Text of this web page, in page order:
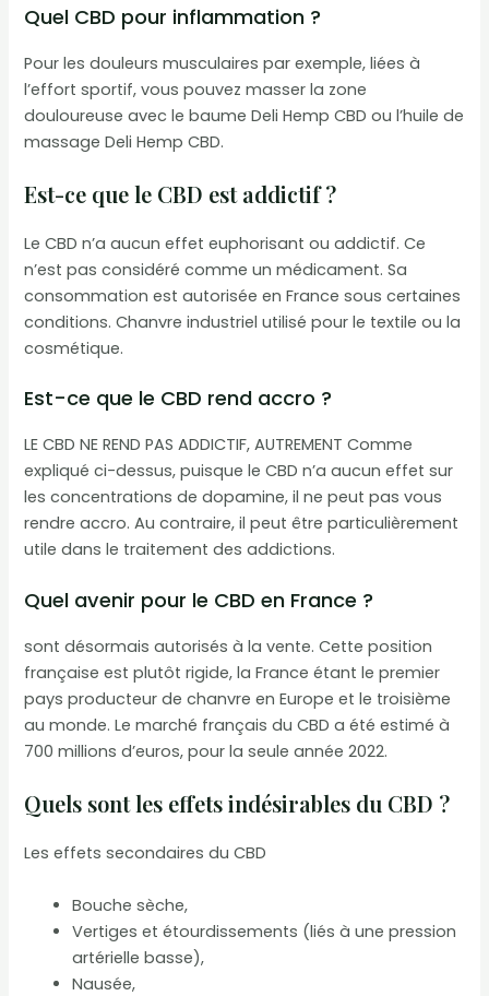
Quel CBD pour inflammation ?
Pour les douleurs musculaires par exemple, liées à
l’effort sportif, vous pouvez masser la zone
douloureuse avec le baume Deli Hemp CBD ou l’huile de
massage Deli Hemp CBD.
Est-ce que le CBD est addictif ?
Le CBD n’a aucun effet euphorisant ou addictif. Ce
n’est pas considéré comme un médicament. Sa
consommation est autorisée en France sous certaines
conditions. Chanvre industriel utilisé pour le textile ou la
cosmétique.
Est-ce que le CBD rend accro ?
LE CBD NE REND PAS ADDICTIF, AUTREMENT Comme
expliqué ci-dessus, puisque le CBD n’a aucun effet sur
les concentrations de dopamine, il ne peut pas vous
rendre accro. Au contraire, il peut être particulièrement
utile dans le traitement des addictions.
Quel avenir pour le CBD en France ?
sont désormais autorisés à la vente. Cette position
française est plutôt rigide, la France étant le premier
pays producteur de chanvre en Europe et le troisième
au monde. Le marché français du CBD a été estimé à
700 millions d’euros, pour la seule année 2022.
Quels sont les effets indésirables du CBD ?
Les effets secondaires du CBD
Bouche sèche,
Vertiges et étourdissements (liés à une pression
artérielle basse),
Nausée,